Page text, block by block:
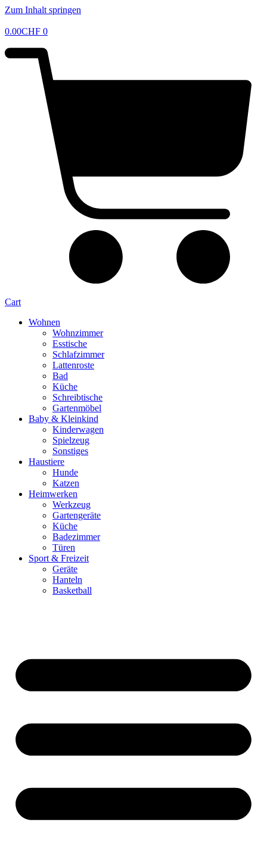
Zum Inhalt springen
0.00CHF 0
Cart
Wohnen
Wohnzimmer
Esstische
Schlafzimmer
Lattenroste
Bad
Küche
Schreibtische
Gartenmöbel
Baby & Kleinkind
Kinderwagen
Spielzeug
Sonstiges
Haustiere
Hunde
Katzen
Heimwerken
Werkzeug
Gartengeräte
Küche
Badezimmer
Türen
Sport & Freizeit
Geräte
Hanteln
Basketball